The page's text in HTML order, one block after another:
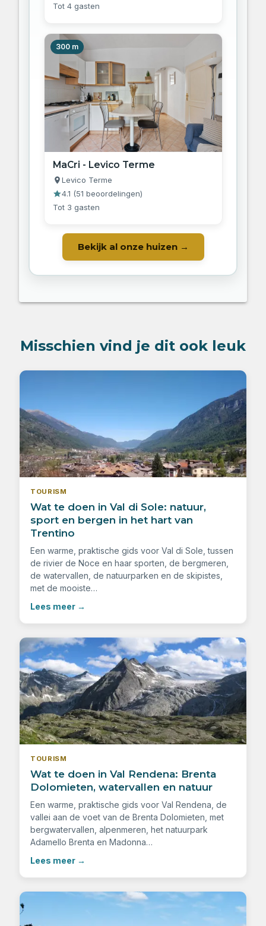
Tot 4 gasten
300 m
MaCri - Levico Terme
Levico Terme
4.1 (51 beoordelingen)
Tot 3 gasten
Bekijk al onze huizen →
Misschien vind je dit ook leuk
TOURISM
Wat te doen in Val di Sole: natuur,
sport en bergen in het hart van
Trentino
Een warme, praktische gids voor Val di Sole, tussen
de rivier de Noce en haar sporten, de bergmeren,
de watervallen, de natuurparken en de skipistes,
met de mooiste…
Lees meer →
TOURISM
Wat te doen in Val Rendena: Brenta
Dolomieten, watervallen en natuur
Een warme, praktische gids voor Val Rendena, de
vallei aan de voet van de Brenta Dolomieten, met
bergwatervallen, alpenmeren, het natuurpark
Adamello Brenta en Madonna…
Lees meer →